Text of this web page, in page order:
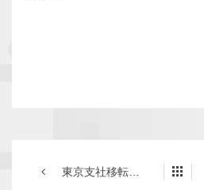
東京支社移転のお知らせ(※電話番号も変更になりました)